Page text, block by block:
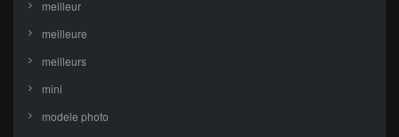
meilleur
meilleure
meilleurs
mini
modele photo